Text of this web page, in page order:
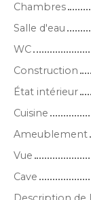
Chambres
Salle d'eau
WC
Construction
État intérieur
Cuisine
Ameublement
Vue
Cave